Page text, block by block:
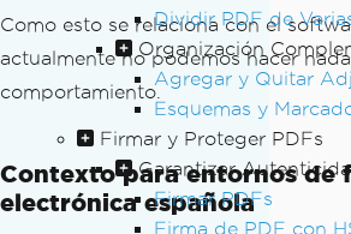
Dividir PDF de
Organización
Agregar y Quitar
Esquemas y
Firmar y Proteger PDFs
Garantizar
Firmar PDFs
Firma de PDF con
Como esto se relaciona con el
actualmente no podemos hacer
comportamiento.
Contexto para entornos de
electrónica española